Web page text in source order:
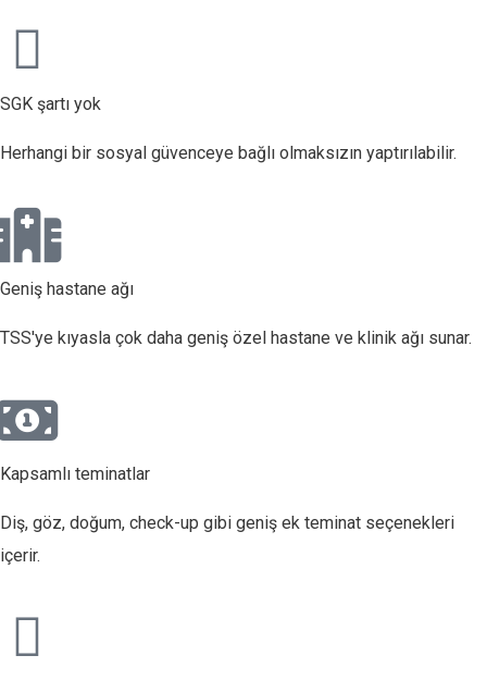
SGK şartı yok
Herhangi bir sosyal güvenceye bağlı olmaksızın yaptırılabilir.
Geniş hastane ağı
TSS'ye kıyasla çok daha geniş özel hastane ve klinik ağı sunar.
Kapsamlı teminatlar
Diş, göz, doğum, check-up gibi geniş ek teminat seçenekleri
içerir.